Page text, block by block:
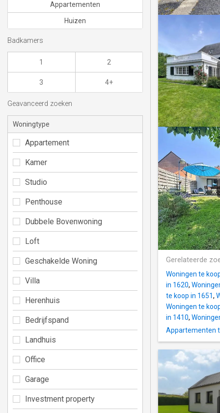
Gerelateerde
Woningen te
in 1620,
te koop in 1651,
Woningen te
in 1410,
Appartementen
Appartementen
Huizen
Badkamers
1 2
3 4+
Geavanceerd zoeken
Woningtype
Appartement
Kamer
Studio
Penthouse
Dubbele Bovenwoning
Loft
Geschakelde Woning
Villa
Herenhuis
Bedrijfspand
Landhuis
Office
Garage
Investment property